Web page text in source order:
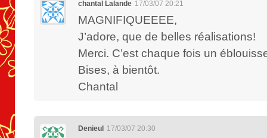
chantal Lalande 17/03/07 20:21
MAGNIFIQUEEEE,
J’adore, que de belles réalisations!
Merci. C’est chaque fois un
Bises, à bientôt.
Chantal
Denieul 17/03/07 20:30